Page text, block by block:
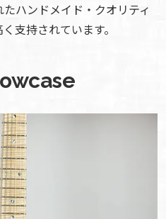
ハンドメイド・クオリティ
支持されています。